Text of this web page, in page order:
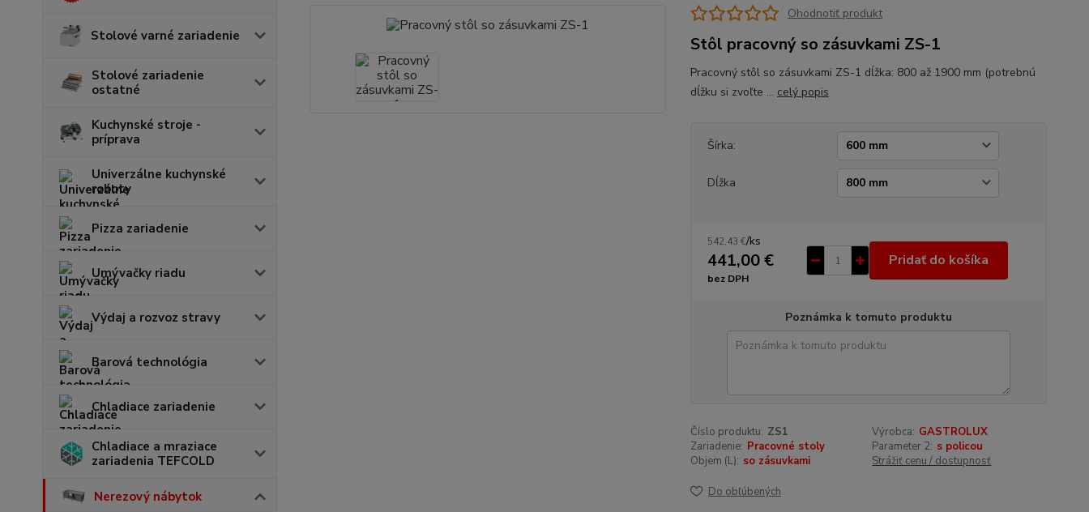
Stolové varné zariadenie
Stolové zariadenie
ostatné
Kuchynské stroje -
príprava
Univerzálne kuchynské
roboty
Pizza zariadenie
Umývačky riadu
Výdaj a rozvoz stravy
Barová technológia
Chladiace zariadenie
Chladiace a mraziace
zariadenia TEFCOLD
Nerezový nábytok
Ohodnotiť produkt
Stôl pracovný so zásuvkami ZS-1
Pracovný stôl so zásuvkami ZS-1 dĺžka: 800 až 1900 mm (potrebnú
dĺžku si zvoľte ... celý popis
Šírka:
Dĺžka
542,43 €/ks
441,00 €
bez DPH
Pridať do košíka
Poznámka k tomuto produktu
Číslo produktu: ZS1 Výrobca: GASTROLUX
Zariadenie: Pracovné stoly Parameter 2: s policou
Objem (L): so zásuvkami Strážiť cenu / dostupnosť
Do obľúbených